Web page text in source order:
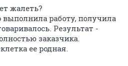
жалеть?
выполнила работу, получила
Результат -
заказчика.
ее родная.